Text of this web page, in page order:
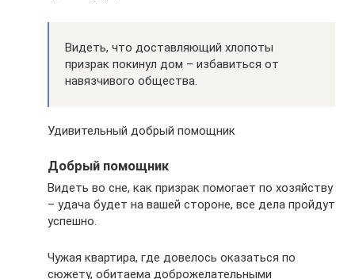
Видеть, что доставляющий хлопоты
призрак покинул дом – избавиться от
навязчивого общества.
Удивительный добрый помощник
Добрый помощник
Видеть во сне, как призрак помогает по хозяйству
– удача будет на вашей стороне, все дела пройдут
успешно.
Чужая квартира, где довелось оказаться по
сюжету, обитаема доброжелательными